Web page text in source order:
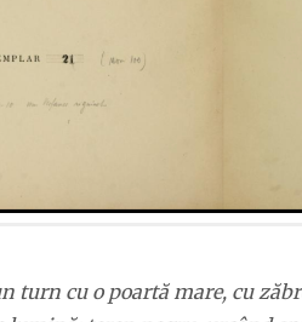
turn cu o poartă mare, cu